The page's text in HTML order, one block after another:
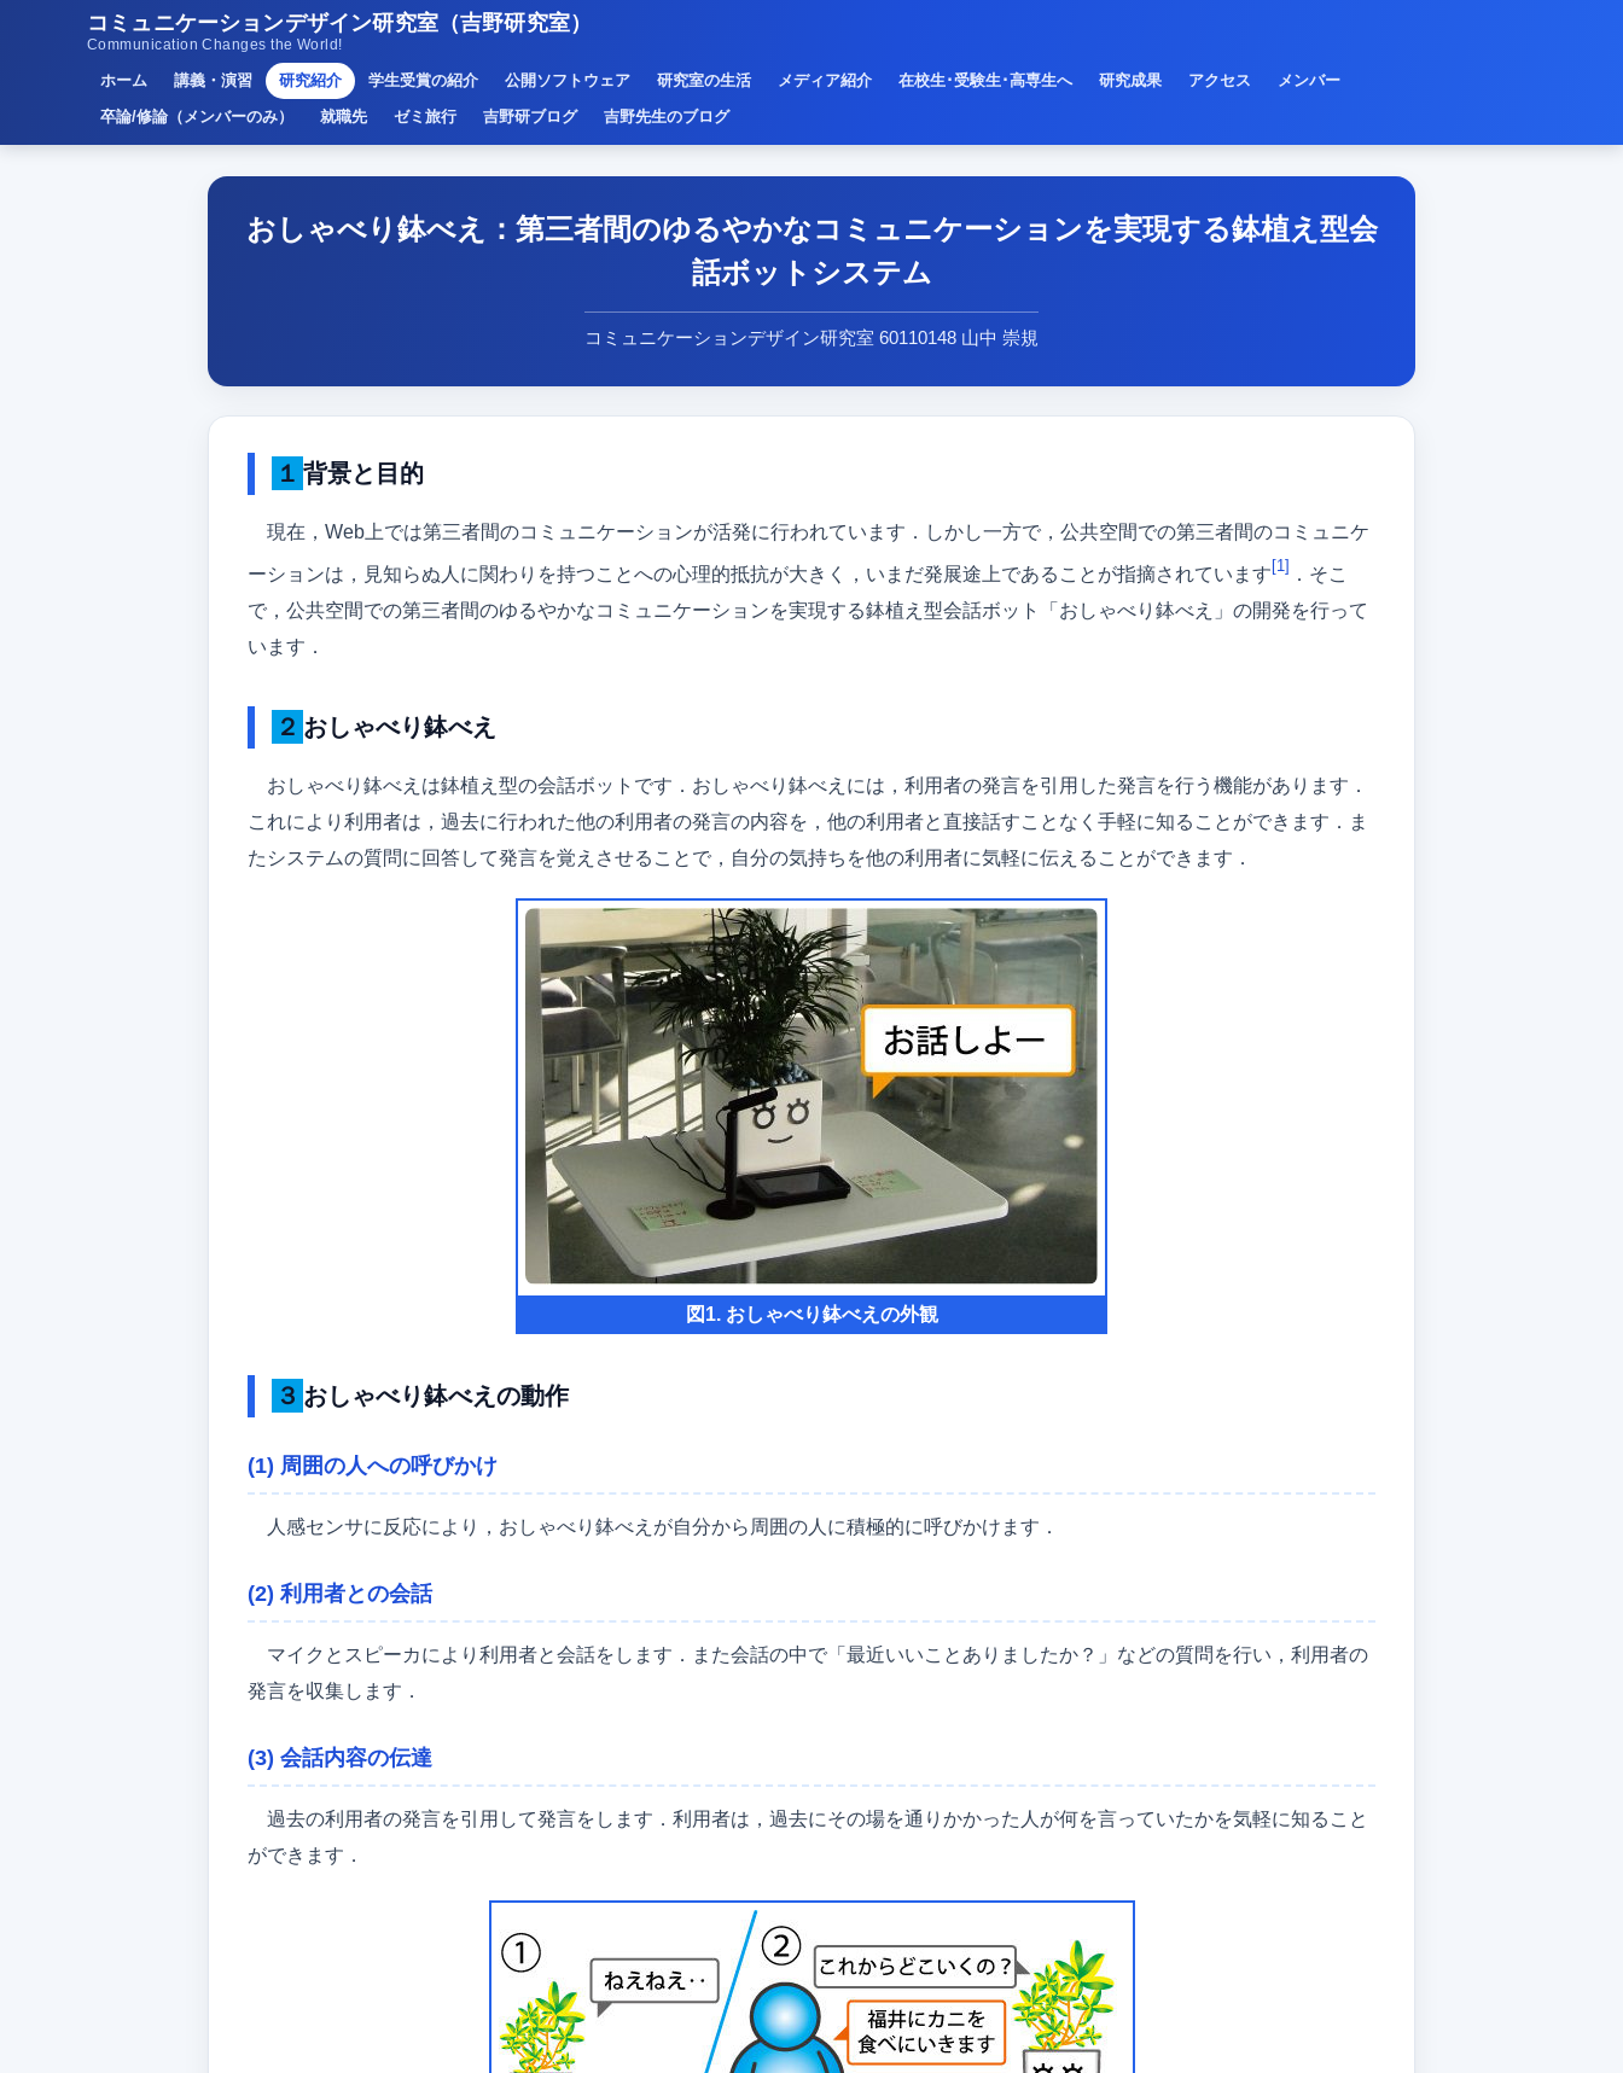
コミュニケーションデザイン研究室（吉野研究室）
Communication Changes the World!
ホーム 講義・演習 研究紹介 学生受賞の紹介 公開ソフトウェア 研究室の生活 メディア紹介 在校生･受験生･高専生へ 研究成果 アクセス
メンバー
卒論/修論（メンバーのみ）
就職先 ゼミ旅行 吉野研ブログ 吉野先生のブログ
おしゃべり鉢べえ：第三者間のゆるやかなコミュニケーションを実現する鉢植え型会
話ボットシステム
コミュニケーションデザイン研究室 60110148 山中 崇規
１背景と目的
現在，Web上では第三者間のコミュニケーションが活発に行われています．しかし一方で，公共空間での第三者間のコミュニケ
ーションは，見知らぬ人に関わりを持つことへの心理的抵抗が大きく，いまだ発展途上であることが指摘されています [1] ．そこ
で，公共空間での第三者間のゆるやかなコミュニケーションを実現する鉢植え型会話ボット「おしゃべり鉢べえ」の開発を行って
います．
２おしゃべり鉢べえ
おしゃべり鉢べえは鉢植え型の会話ボットです．おしゃべり鉢べえには，利用者の発言を引用した発言を行う機能があります．
これにより利用者は，過去に行われた他の利用者の発言の内容を，他の利用者と直接話すことなく手軽に知ることができます．ま
たシステムの質問に回答して発言を覚えさせることで，自分の気持ちを他の利用者に気軽に伝えることができます．
図1. おしゃべり鉢べえの外観
３おしゃべり鉢べえの動作
(1) 周囲の人への呼びかけ
人感センサに反応により，おしゃべり鉢べえが自分から周囲の人に積極的に呼びかけます．
(2) 利用者との会話
マイクとスピーカにより利用者と会話をします．また会話の中で「最近いいことありましたか？」などの質問を行い，利用者の
発言を収集します．
(3) 会話内容の伝達
過去の利用者の発言を引用して発言をします．利用者は，過去にその場を通りかかった人が何を言っていたかを気軽に知ること
ができます．